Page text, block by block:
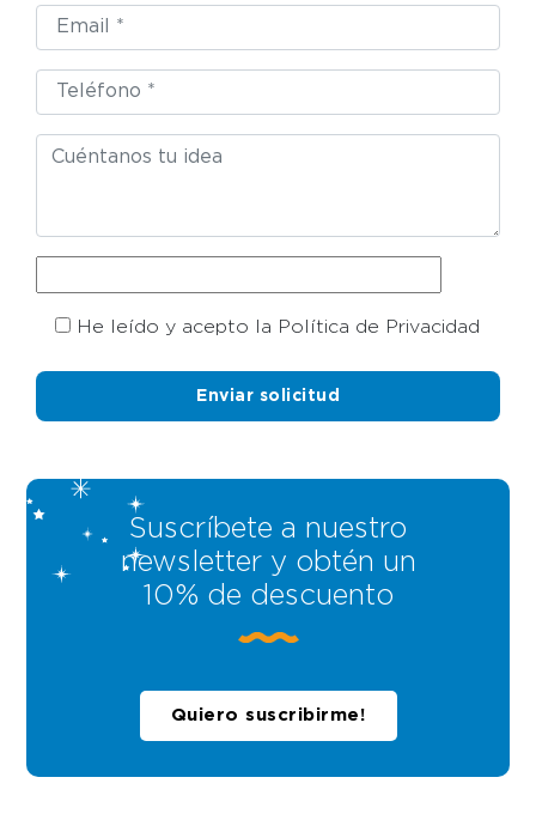
He leído y acepto la Política de Privacidad
Suscríbete a nuestro
newsletter y obtén un
10% de descuento
Quiero suscribirme!